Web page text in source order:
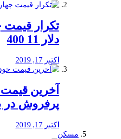
تکرار
دلار 11 400
اکتبر 17, 2019
آخرین
پرفروش در
اکتبر 17, 2019
مسکن